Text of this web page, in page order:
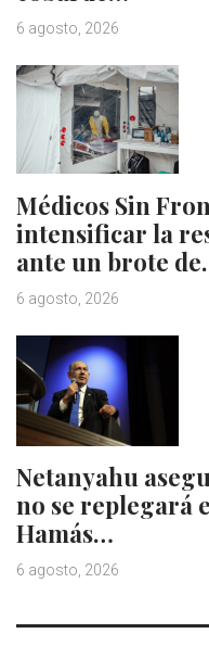
6 agosto, 2026
Médicos Sin
intensificar la
ante un brote
6 agosto, 2026
Netanyahu
no se replegará
Hamás…
6 agosto, 2026